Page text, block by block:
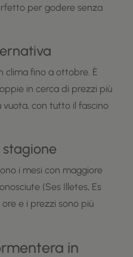
per godere senza
clima fino a ottobre. È
in cerca di prezzi più
vuota, con tutto il fascino
i mesi con maggiore
(Ses Illetes, Es
e i prezzi sono più
in